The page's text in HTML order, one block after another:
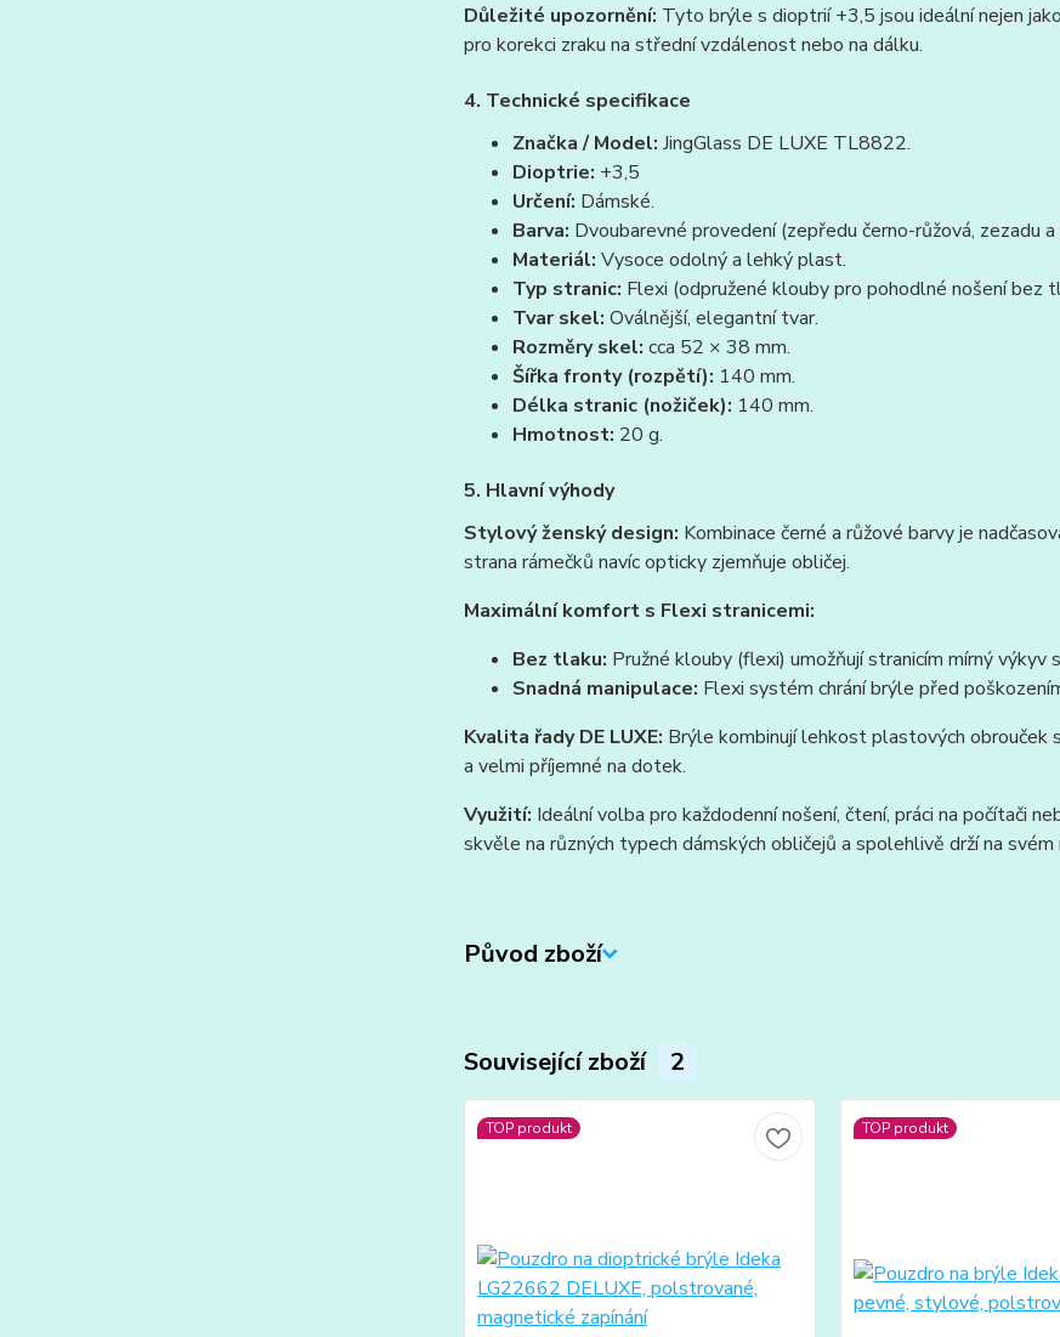
Důležité upozornění: Tyto brýle s dioptrií +3,5 jsou ideální nejen
pro korekci zraku na střední vzdálenost nebo na dálku.
4. Technické specifikace
Značka / Model: JingGlass DE LUXE TL8822.
Dioptrie: +3,5
Určení: Dámské.
Barva: Dvoubarevné provedení (zepředu černo-růžová, zezadu a
Materiál: Vysoce odolný a lehký plast.
Typ stranic: Flexi (odpružené klouby pro pohodlné nošení bez
Tvar skel: Oválnější, elegantní tvar.
Rozměry skel: cca 52 × 38 mm.
Šířka fronty (rozpětí): 140 mm.
Délka stranic (nožiček): 140 mm.
Hmotnost: 20 g.
5. Hlavní výhody
Stylový ženský design: Kombinace černé a růžové barvy je
strana rámečků navíc opticky zjemňuje obličej.
Maximální komfort s Flexi stranicemi:
Bez tlaku: Pružné klouby (flexi) umožňují stranicím mírný výkyv
Snadná manipulace: Flexi systém chrání brýle před
Kvalita řady DE LUXE: Brýle kombinují lehkost plastových obrouček
a velmi příjemné na dotek.
Využití: Ideální volba pro každodenní nošení, čtení, práci na počítači
skvěle na různých typech dámských obličejů a spolehlivě drží na svém
Původ zboží
Související zboží 2
TOP produkt TOP produkt